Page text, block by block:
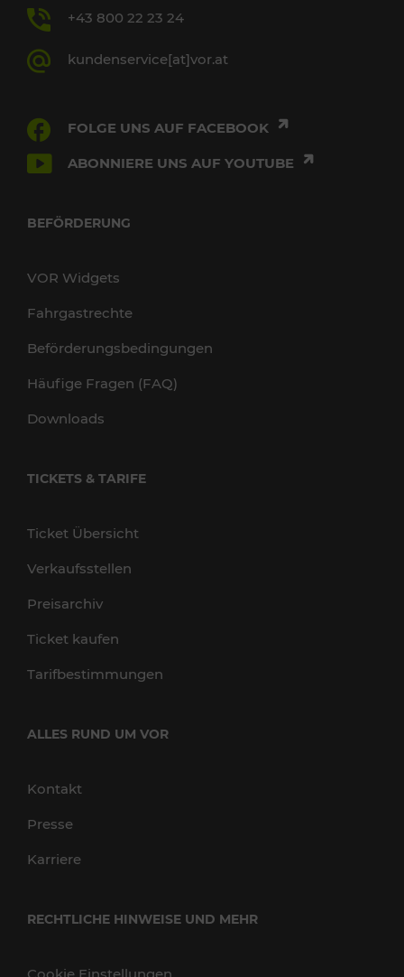
+43 800 22 23 24
kundenservice[at]vor.at
FOLGE UNS AUF FACEBOOK
ABONNIERE UNS AUF YOUTUBE
BEFÖRDERUNG
VOR Widgets
Fahrgastrechte
Beförderungsbedingungen
Häufige Fragen (FAQ)
Downloads
TICKETS & TARIFE
Ticket Übersicht
Verkaufsstellen
Preisarchiv
Ticket kaufen
Tarifbestimmungen
ALLES RUND UM VOR
Kontakt
Presse
Karriere
RECHTLICHE HINWEISE UND MEHR